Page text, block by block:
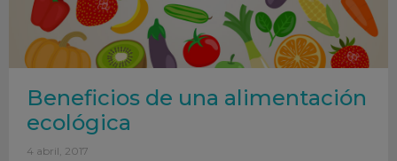
Beneficios de una alimentación
ecológica
4 abril, 2017